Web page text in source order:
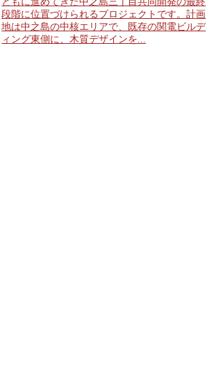
段階に位置づけられるプロジェクトです。計画
地は中之島の中核エリアで、既存の関電ビルデ
ィング東側に、木質デザインを...